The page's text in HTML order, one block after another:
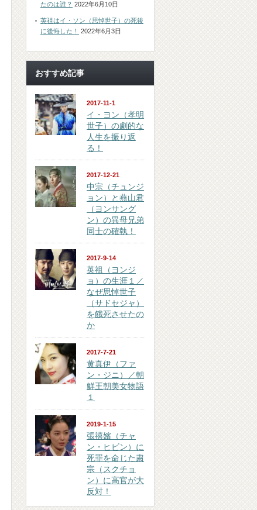
たのは誰？ 2022年6月10日
英祖はイ・ソン（思悼世子）の死後
に後悔した！
2022年6月3日
おすすめ記事
2017-11-1
イ・ヨン（孝明
世子）の劇的な
人生を振り返
る！
2017-12-21
中宗（チュンジ
ョン）と燕山君
（ヨンサング
ン）の異母兄弟
同士の確執！
2017-9-14
英祖（ヨンジ
ョ）の生涯１／
なぜ思悼世子
（サドセジャ）
を餓死させたの
か
2017-7-21
黄真伊（ファ
ン・ジニ）／朝
鮮王朝美女物語
１
2019-1-15
張禧嬪（チャ
ン・ヒビン）に
死罪を命じた粛
宗（スクチョ
ン）に高官が大
反対！